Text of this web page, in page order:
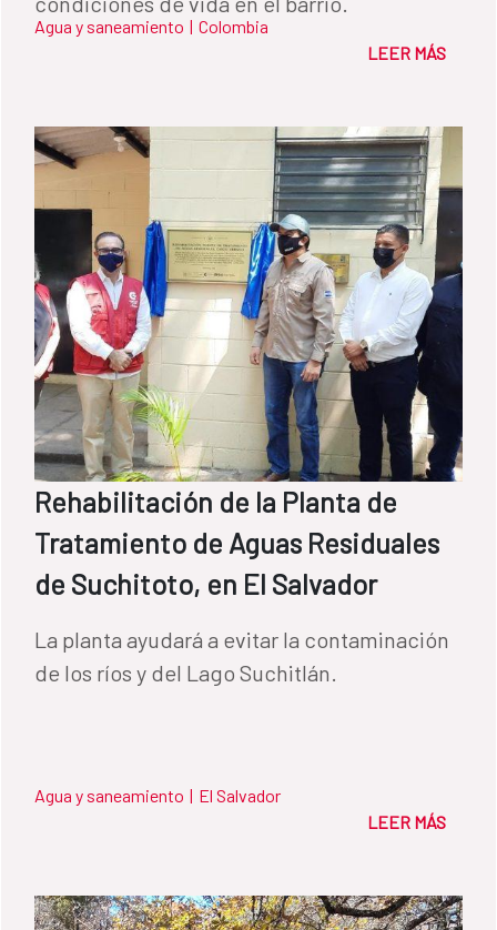
Agua y saneamiento | Colombia
LEER MÁS
Rehabilitación de la Planta de
Tratamiento de Aguas Residuales
de Suchitoto, en El Salvador
La planta ayudará a evitar la contaminación
de los ríos y del Lago Suchitlán.
Agua y saneamiento | El Salvador
LEER MÁS